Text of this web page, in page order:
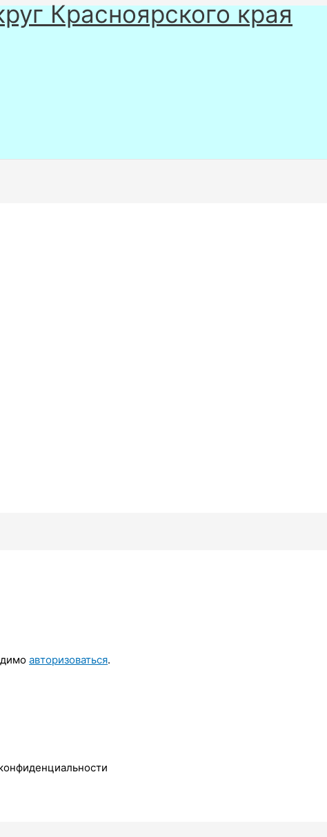
Красноярского края
авторизоваться.